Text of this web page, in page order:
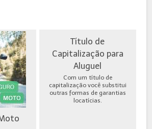
Título de
Capitalização para
Aluguel
Com um título de
capitalização você substitui
outras formas de garantias
locatícias.